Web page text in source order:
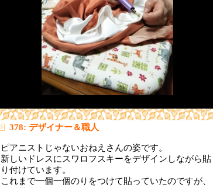
378: デザイナー＆職人
ピアニストじゃないおねえさんの姿です。
新しいドレスにスワロフスキーをデザインしながら貼
り付けています。
これまで一個一個のりをつけて貼っていたのですが、